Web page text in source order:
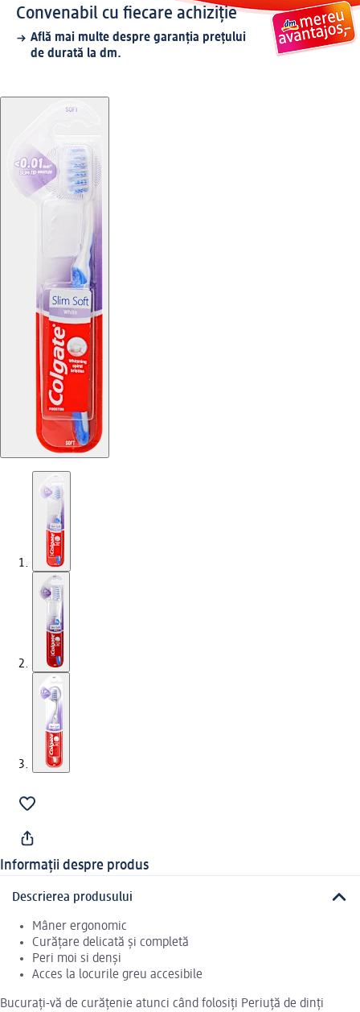
Convenabil cu fiecare achiziție
Află mai multe despre garanția prețului
de durată la dm.
Informații despre produs
Descrierea produsului
Mâner ergonomic
Curățare delicată și completă
Peri moi si denși
Acces la locurile greu accesibile
Bucurați-vă de curățenie atunci când folosiți Periuță de dinți